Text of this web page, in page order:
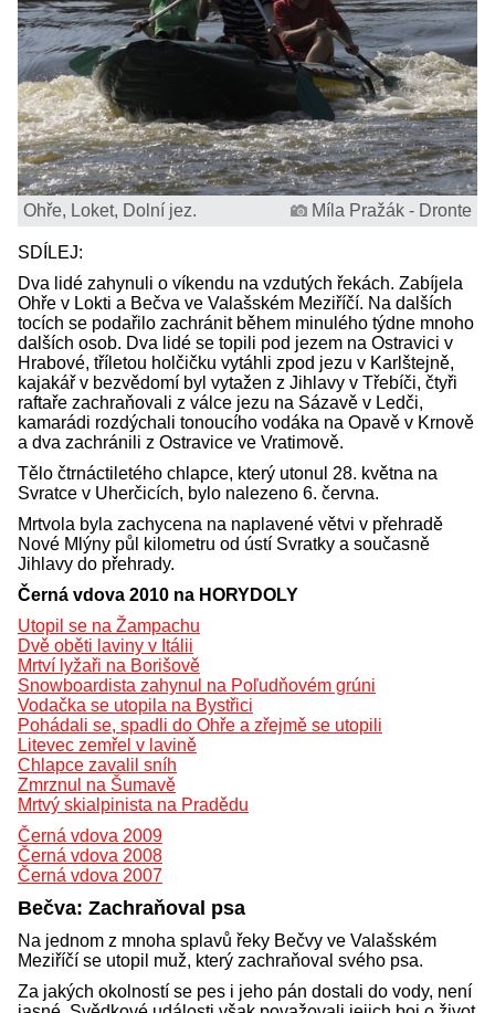
Ohře, Loket, Dolní jez. Míla Pražák - Dronte
SDÍLEJ:
Dva lidé zahynuli o víkendu na vzdutých řekách. Zabíjela
Ohře v Lokti a Bečva ve Valašském Meziříčí. Na dalších
tocích se podařilo zachránit během minulého týdne mnoho
dalších osob. Dva lidé se topili pod jezem na Ostravici v
Hrabové, tříletou holčičku vytáhli zpod jezu v Karlštejně,
kajakář v bezvědomí byl vytažen z Jihlavy v Třebíči, čtyři
raftaře zachraňovali z válce jezu na Sázavě v Ledči,
kamarádi rozdýchali tonoucího vodáka na Opavě v Krnově
a dva zachránili z Ostravice ve Vratimově.
Tělo čtrnáctiletého chlapce, který utonul 28. května na
Svratce v Uherčicích, bylo nalezeno 6. června.
Mrtvola byla zachycena na naplavené větvi v přehradě
Nové Mlýny půl kilometru od ústí Svratky a současně
Jihlavy do přehrady.
Černá vdova 2010 na HORYDOLY
Utopil se na Žampachu
Dvě oběti laviny v Itálii
Mrtví lyžaři na Borišově
Snowboardista zahynul na Poľudňovém grúni
Vodačka se utopila na Bystřici
Pohádali se, spadli do Ohře a zřejmě se utopili
Litevec zemřel v lavině
Chlapce zavalil sníh
Zmrznul na Šumavě
Mrtvý skialpinista na Pradědu
Černá vdova 2009
Černá vdova 2008
Černá vdova 2007
Bečva: Zachraňoval psa
Na jednom z mnoha splavů řeky Bečvy ve Valašském
Meziříčí se utopil muž, který zachraňoval svého psa.
Za jakých okolností se pes i jeho pán dostali do vody, není